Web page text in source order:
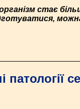
стає
патології